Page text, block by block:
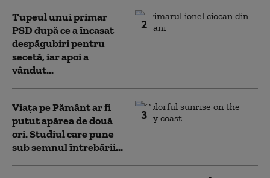
2
Tupeul unui primar
PSD după ce a încasat
despăgubiri pentru
secetă, iar apoi a
vândut...
3
Viața pe Pământ ar fi
putut apărea de două
ori. Studiul care pune
sub semnul întrebării...